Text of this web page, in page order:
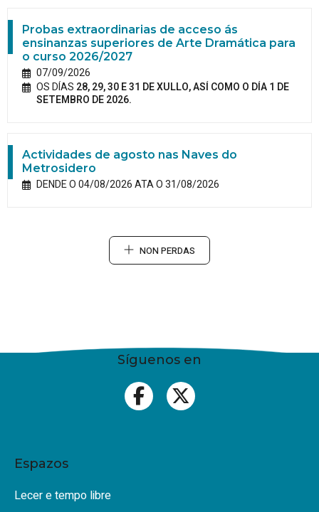
Probas extraordinarias de acceso ás
ensinanzas superiores de Arte Dramática para
o curso 2026/2027
07/09/2026
OS DÍAS 28, 29, 30 E 31 DE XULLO, ASÍ COMO O DÍA 1 DE
SETEMBRO DE 2026.
Actividades de agosto nas Naves do
Metrosidero
DENDE O 04/08/2026 ATA O 31/08/2026
NON PERDAS
Síguenos en
Espazos
Lecer e tempo libre